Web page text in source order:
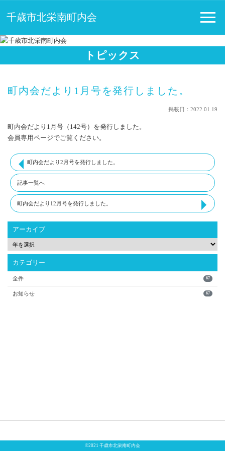
千歳市北栄南町内会
トピックス
町内会だより1月号を発行しました。
掲載日：2022.01.19
町内会だより1月号（142号）を発行しました。
会員専用ページでご覧ください。
町内会だより2月号を発行しました。
記事一覧へ
町内会だより12月号を発行しました。
アーカイブ
カテゴリー
全件 67
お知らせ 67
©2021 千歳市北栄南町内会